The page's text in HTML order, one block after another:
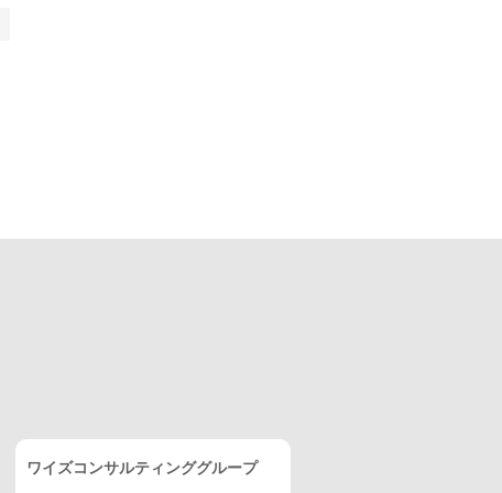
ワイズコンサルティンググループ